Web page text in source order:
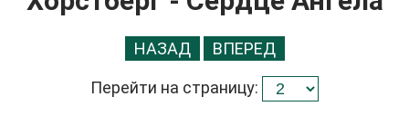
НАЗАД ВПЕРЕД
Перейти на страницу: